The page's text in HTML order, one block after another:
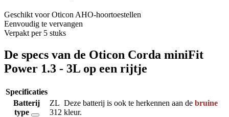
Geschikt voor Oticon AHO-hoortoestellen
Eenvoudig te vervangen
Verpakt per 5 stuks
De specs van de Oticon Corda miniFit
Power 1.3 - 3L op een rijtje
Specificaties
Batterij
type
ZL
312
Deze batterij is ook te herkennen aan de bruine
kleur.